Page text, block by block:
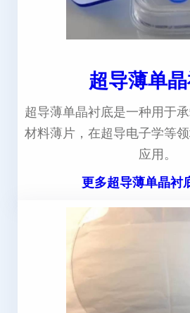
超导薄单
超导薄单晶衬底是一种用于
材料薄片，在超导电子学等
应用。
更多超导薄单晶衬